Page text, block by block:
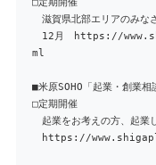
□定期開催
滋賀県北部エリアのみな
12月 https://
ml
■米原SOHO「起業・創業
□定期開催
起業をお考えの方、起業
https://